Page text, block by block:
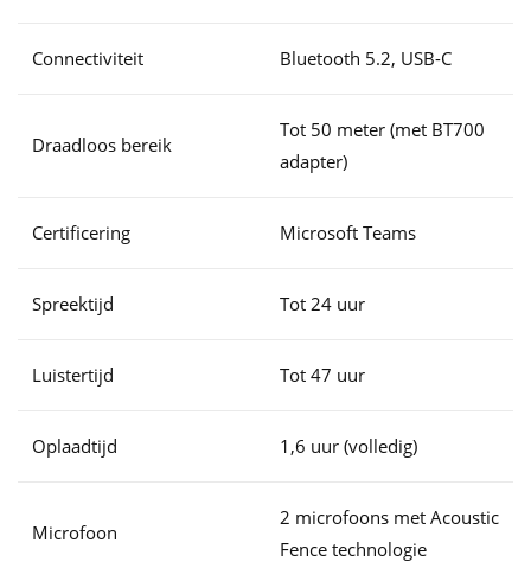
Connectiviteit Bluetooth 5.2, USB-C
Draadloos bereik
Tot 50 meter (met BT700
adapter)
Certificering Microsoft Teams
Spreektijd Tot 24 uur
Luistertijd Tot 47 uur
Oplaadtijd 1,6 uur (volledig)
Microfoon
2 microfoons met Acoustic
Fence technologie